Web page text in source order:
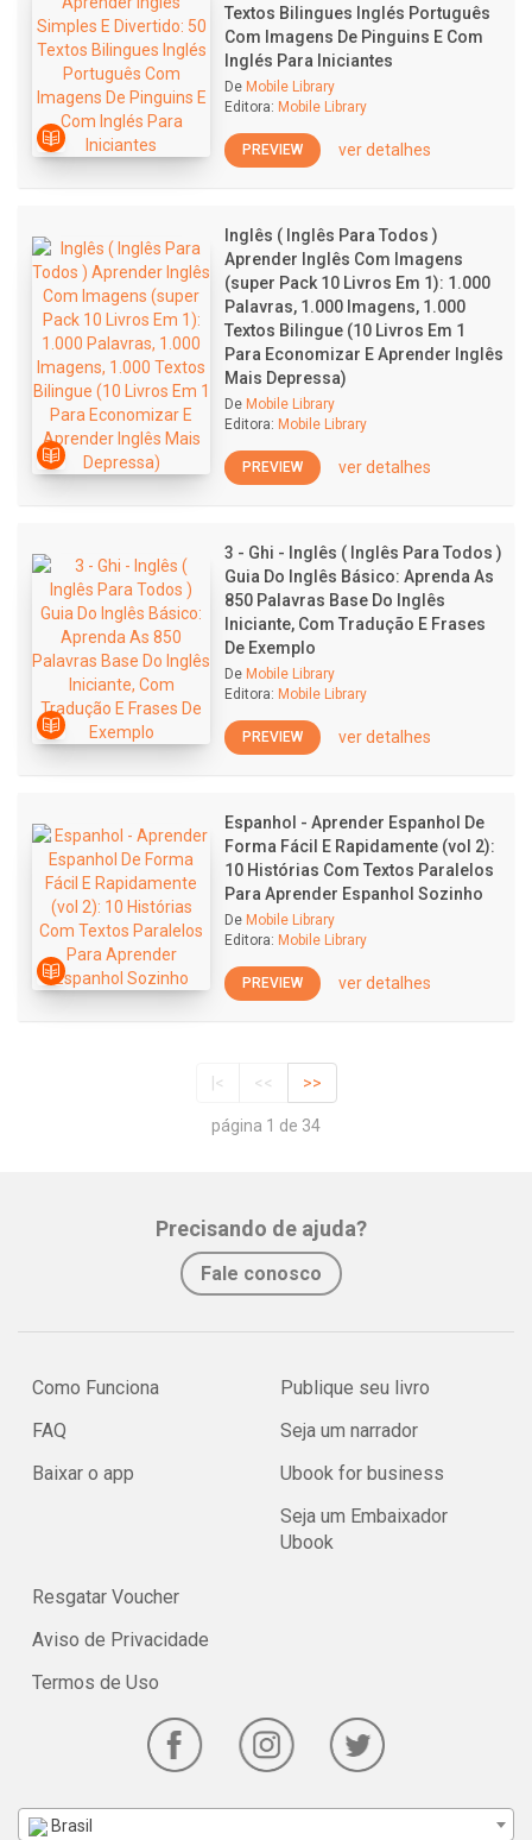
Textos Bilingues Inglés Português
Com Imagens De Pinguins E Com
Inglés Para Iniciantes
De Mobile Library
Editora: Mobile Library
PREVIEW ver detalhes
Inglês ( Inglês Para Todos )
Aprender Inglês Com Imagens
(super Pack 10 Livros Em 1): 1.000
Palavras, 1.000 Imagens, 1.000
Textos Bilingue (10 Livros Em 1
Para Economizar E Aprender Inglês
Mais Depressa)
De Mobile Library
Editora: Mobile Library
PREVIEW ver detalhes
3 - Ghi - Inglês ( Inglês Para Todos )
Guia Do Inglês Básico: Aprenda As
850 Palavras Base Do Inglês
Iniciante, Com Tradução E Frases
De Exemplo
De Mobile Library
Editora: Mobile Library
PREVIEW ver detalhes
Espanhol - Aprender Espanhol De
Forma Fácil E Rapidamente (vol 2):
10 Histórias Com Textos Paralelos
Para Aprender Espanhol Sozinho
De Mobile Library
Editora: Mobile Library
PREVIEW ver detalhes
|< << >>
página 1 de 34
Precisando de ajuda?
Fale conosco
Como Funciona
FAQ
Baixar o app
Publique seu livro
Seja um narrador
Ubook for business
Seja um Embaixador
Ubook
Resgatar Voucher
Aviso de Privacidade
Termos de Uso
Brasil